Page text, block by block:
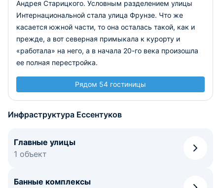
Андрея Старицкого. Условным разделением улицы
Интернациональной стала улица Фрунзе. Что же
касается южной части, то она осталась такой, как и
прежде, а вот северная примыкала к курорту и
«работала» на него, а в начала 20-го века произошла
ее полная перестройка.
Рядом 54 гостиницы
Инфраструктура Ессентуков
Главные улицы
1 объект
Банные комплексы